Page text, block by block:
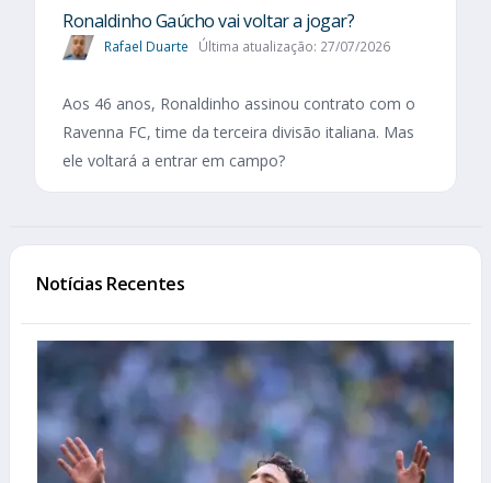
Ronaldinho Gaúcho vai voltar a jogar?
Rafael Duarte Última atualização: 27/07/2026
Aos 46 anos, Ronaldinho assinou contrato com o
Ravenna FC, time da terceira divisão italiana. Mas
ele voltará a entrar em campo?
Notícias Recentes